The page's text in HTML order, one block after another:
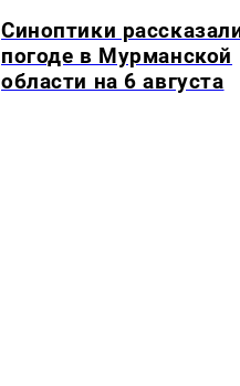
Синоптики
погоде в Мурманской
области на 6 августа